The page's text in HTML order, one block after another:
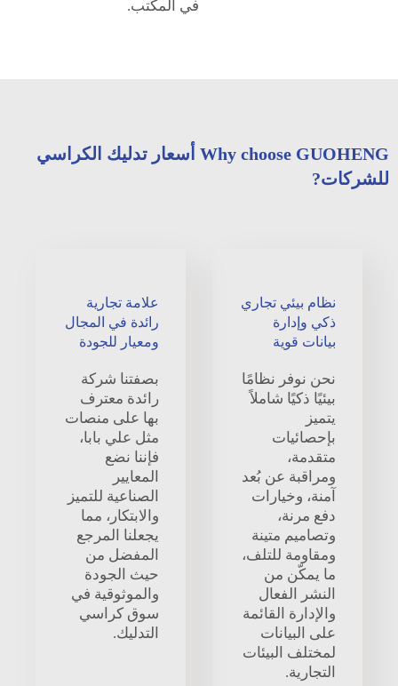
في المكتب.
Why choose GUOHENG أسعار تدليك الكراسي
للشركات?
نظام بيئي تجاري
ذكي وإدارة
بيانات قوية
نحن نوفر نظامًا
بيئيًا ذكيًا شاملاً
يتميز
بإحصائيات
متقدمة،
ومراقبة عن بُعد
آمنة، وخيارات
دفع مرنة،
وتصاميم متينة
ومقاومة للتلف،
ما يمكّن من
النشر الفعال
والإدارة القائمة
على البيانات
لمختلف البيئات
التجارية.
علامة تجارية
رائدة في المجال
ومعيار للجودة
بصفتنا شركة
رائدة معترف
بها على منصات
مثل علي بابا،
فإننا نضع
المعايير
الصناعية للتميز
والابتكار، مما
يجعلنا المرجع
المفضل من
حيث الجودة
والموثوقية في
سوق كراسي
التدليك.